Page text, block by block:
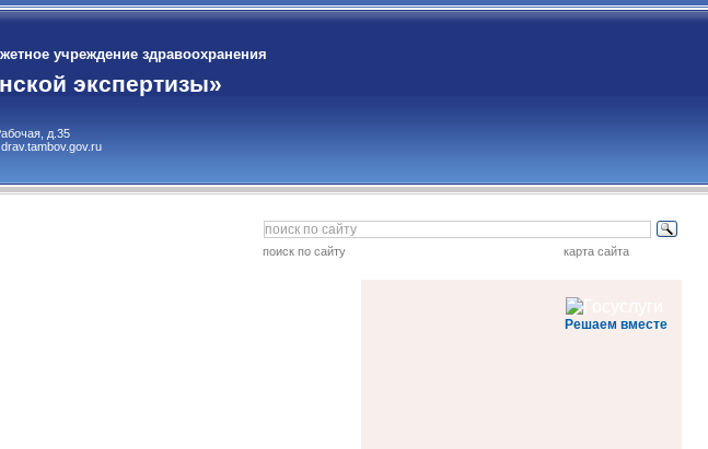
учреждение здравоохранения
экспертизы»
д.35
поиск по сайту карта сайта
Решаем вместе